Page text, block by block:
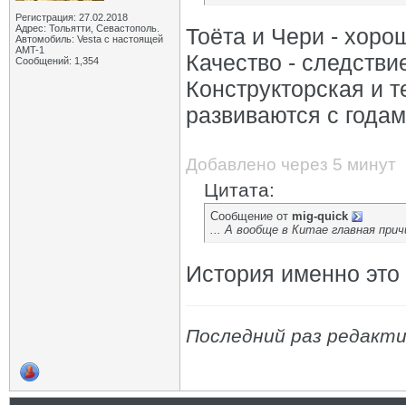
Регистрация: 27.02.2018
Адрес: Тольятти, Севастополь.
Автомобиль: Vesta с настоящей
AMT-1
Сообщений: 1,354
Тоёта и Чери -
Качество -
Конструкторская и
развиваются с
Добавлено через 5 минут
Цитата:
Сообщение от mig-quick
... А вообще в Китае главная
История именно
Последний раз